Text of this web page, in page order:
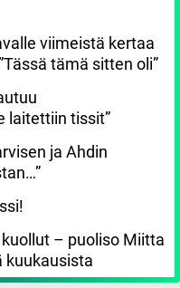
viimeistä kertaa
tämä sitten oli”
laitettiin tissit”
ja Ahdin
– puoliso Miitta
kuukausista